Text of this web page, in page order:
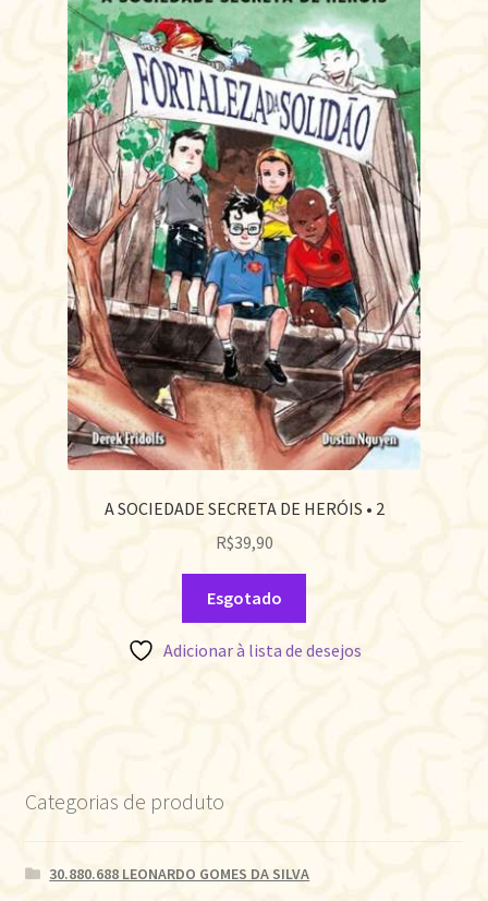
A SOCIEDADE SECRETA DE HERÓIS • 2
R$39,90
Esgotado
Adicionar à lista de desejos
Categorias de produto
30.880.688 LEONARDO GOMES DA SILVA